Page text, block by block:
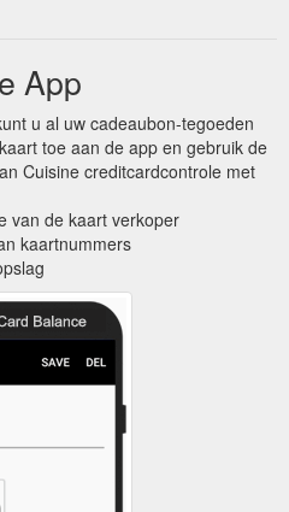
App
u al uw cadeaubon-tegoeden
toe aan de app en gebruik de
Cuisine creditcardcontrole met
van de kaart verkoper
kaartnummers